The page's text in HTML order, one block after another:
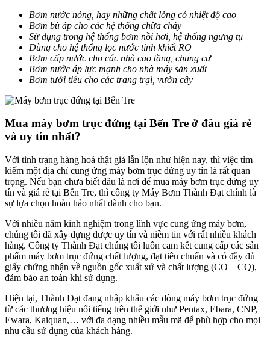
Bơm nước nóng, hay những chất lỏng có nhiệt độ cao
Bơm bù áp cho các hệ thống chữa cháy
Sử dụng trong hệ thống bơm nồi hơi, hệ thống ngưng tụ
Dùng cho hệ thống lọc nước tinh khiết RO
Bơm cấp nước cho các nhà cao tầng, chung cư
Bơm nước áp lực mạnh cho nhà máy sản xuất
Bơm tưới tiêu cho các trang trại, vườn cây
Mua máy bơm trục đứng tại Bến Tre ở đâu giá rẻ
và uy tín nhất?
Với tình trạng hàng hoá thật giả lẫn lộn như hiện nay, thì việc tìm
kiếm một địa chỉ cung ứng máy bơm trục đứng uy tín là rất quan
trọng. Nếu bạn chưa biết đâu là nơi để mua máy bơm trục đứng uy
tín và giá rẻ tại Bến Tre, thì công ty Máy Bơm Thành Đạt chính là
sự lựa chọn hoàn hảo nhất dành cho bạn.
Với nhiều năm kinh nghiệm trong lĩnh vực cung ứng máy bơm,
chúng tôi đã xây dựng được uy tín và niềm tin với rất nhiều khách
hàng. Công ty Thành Đạt chúng tôi luôn cam kết cung cấp các sản
phẩm máy bơm trục đứng chất lượng, đạt tiêu chuẩn và có đầy đủ
giấy chứng nhận về nguồn gốc xuất xứ và chất lượng (CO – CQ),
đảm bảo an toàn khi sử dụng.
Hiện tại, Thành Đạt đang nhập khẩu các dòng máy bơm trục đứng
từ các thương hiệu nổi tiếng trên thế giới như Pentax, Ebara, CNP,
Ewara, Kaiquan,… với đa dạng nhiều mẫu mã để phù hợp cho mọi
nhu cầu sử dụng của khách hàng.